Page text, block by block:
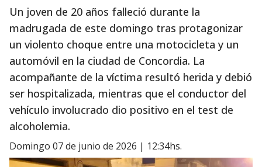
Un joven de 20 años falleció durante la
madrugada de este domingo tras protagonizar
un violento choque entre una motocicleta y un
automóvil en la ciudad de Concordia. La
acompañante de la víctima resultó herida y debió
ser hospitalizada, mientras que el conductor del
vehículo involucrado dio positivo en el test de
alcoholemia.
domingo 07 de junio de 2026 | 12:34hs.